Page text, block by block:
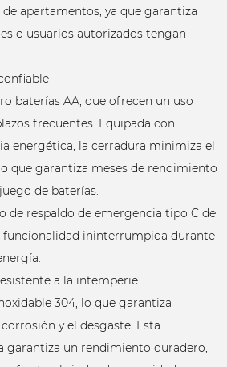
apartamentos, ya que garantiza
o usuarios autorizados tengan
baterías AA, que ofrecen un uso
frecuentes. Equipada con
energética, la cerradura minimiza el
que garantiza meses de rendimiento
de baterías.
de respaldo de emergencia tipo C de
funcionalidad ininterrumpida durante
a la intemperie
304, lo que garantiza
y el desgaste. Esta
garantiza un rendimiento duradero,